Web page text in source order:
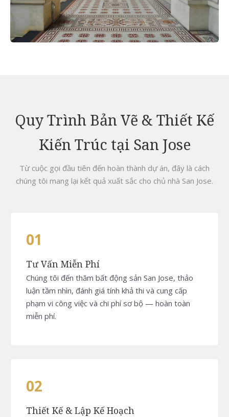
Quy Trình Bản Vẽ & Thiết Kế
Kiến Trúc tại San Jose
Từ cuộc gọi đầu tiên đến hoàn thành dự án, đây là cách
chúng tôi mang lại kết quả xuất sắc cho chủ nhà San Jose.
01
Tư Vấn Miễn Phí
Chúng tôi đến thăm bất động sản San Jose, thảo
luận tầm nhìn, đánh giá tính khả thi và cung cấp
phạm vi công việc và chi phí sơ bộ — hoàn toàn
miễn phí.
02
Thiết Kế & Lập Kế Hoạch